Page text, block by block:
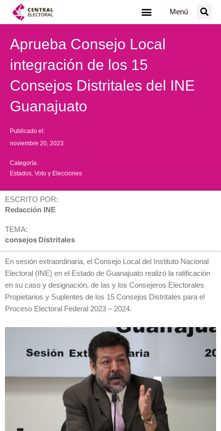
Menú
Aprueba Consejo Local
integración de los 15
Consejos Distritales del INE
Guanajuato
Publicado el:
noviembre 20, 2023
Categoría:
Estados Voto y Elecciones
ESCRITO POR:
Redacción INE
TEMA:
consejos Distritales
En sesión extraordinaria, el Consejo Local del Instituto Nacional
Electoral (INE) en el Estado de Guanajuato realizó la ratificación
en su caso y designación, de las y los Consejeros Electorales
Propietarios y Suplentes de los 15 Consejos Distritales para el
Proceso Electoral Federal 2023 – 2024.